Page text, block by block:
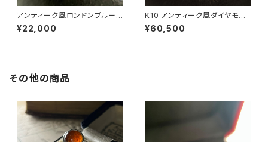
アンティーク風ロンドンブルート
パーズリング RG25-253
¥22,000
K10 アンティーク風ダイヤモン
ドリング RG25-254
¥60,500
その他の商品